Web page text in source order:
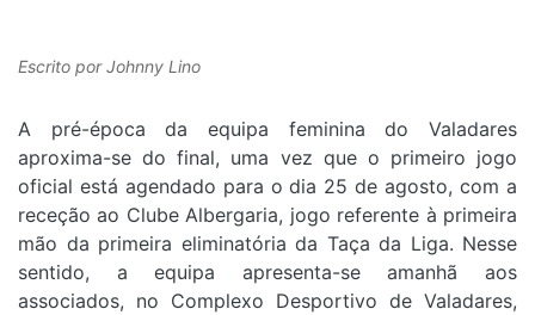
Escrito porJohnny Lino
A pré-época da equipa feminina do Valadares
aproxima-se do final, uma vez que o primeiro jogo
oficial está agendado para o dia 25 de agosto, com a
receção ao Clube Albergaria, jogo referente à primeira
mão da primeira eliminatória da Taça da Liga. Nesse
sentido, a equipa apresenta-se amanhã aos
associados, no Complexo Desportivo de Valadares,